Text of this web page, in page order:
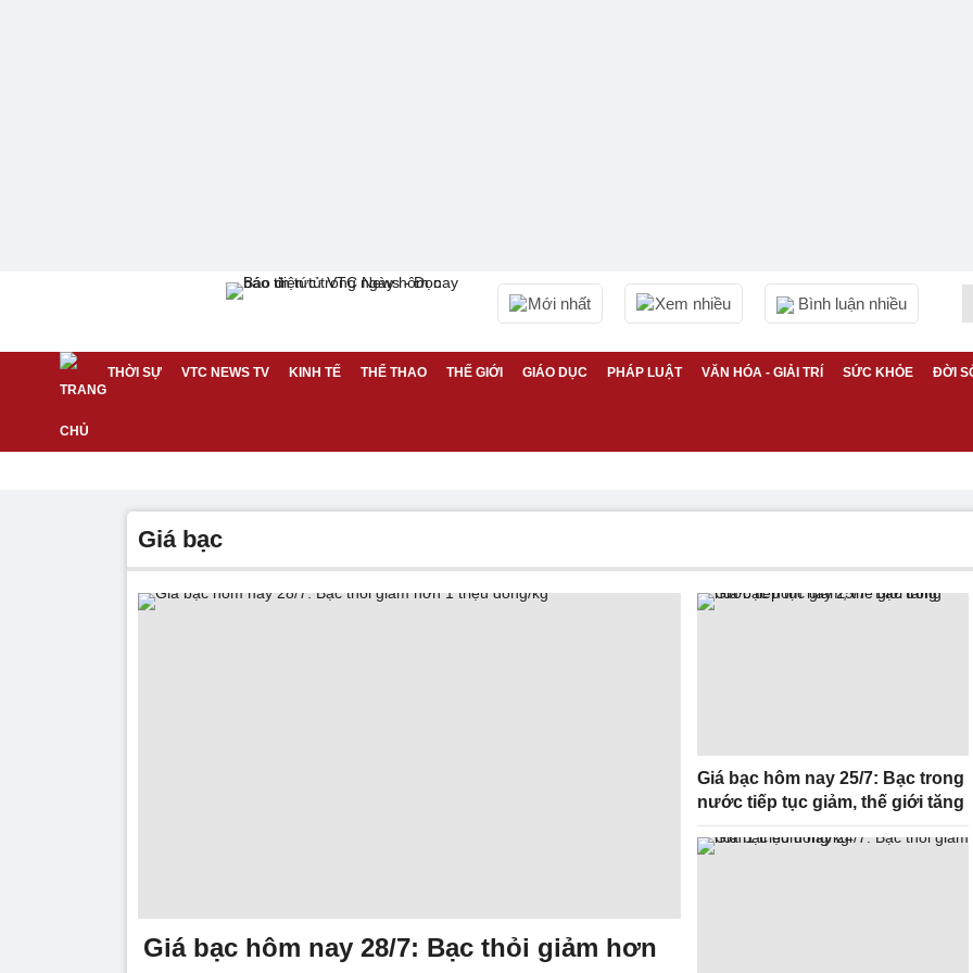
Mới nhất Xem nhiều Bình luận nhiều
THỜI SỰ VTC NEWS TV KINH TẾ THỂ THAO THẾ GIỚI GIÁO DỤC PHÁP LUẬT VĂN HÓA - GIẢI TRÍ SỨC KHỎE ĐỜI
giá bạc
Giá bạc hôm nay 28/7: Bạc thỏi giảm hơn
Giá bạc hôm nay 25/7: Bạc trong
nước tiếp tục giảm, thế giới tăng